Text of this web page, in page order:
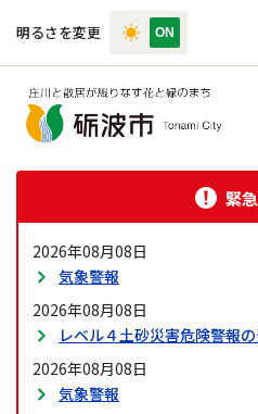
明るさを変更
緊
2026年08月08日
気象警報
2026年08月08日
レベル４土砂災害危険警報
2026年08月08日
気象警報